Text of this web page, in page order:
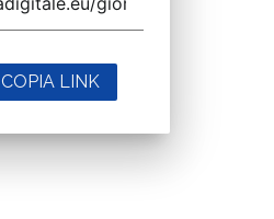
COPIA LINK